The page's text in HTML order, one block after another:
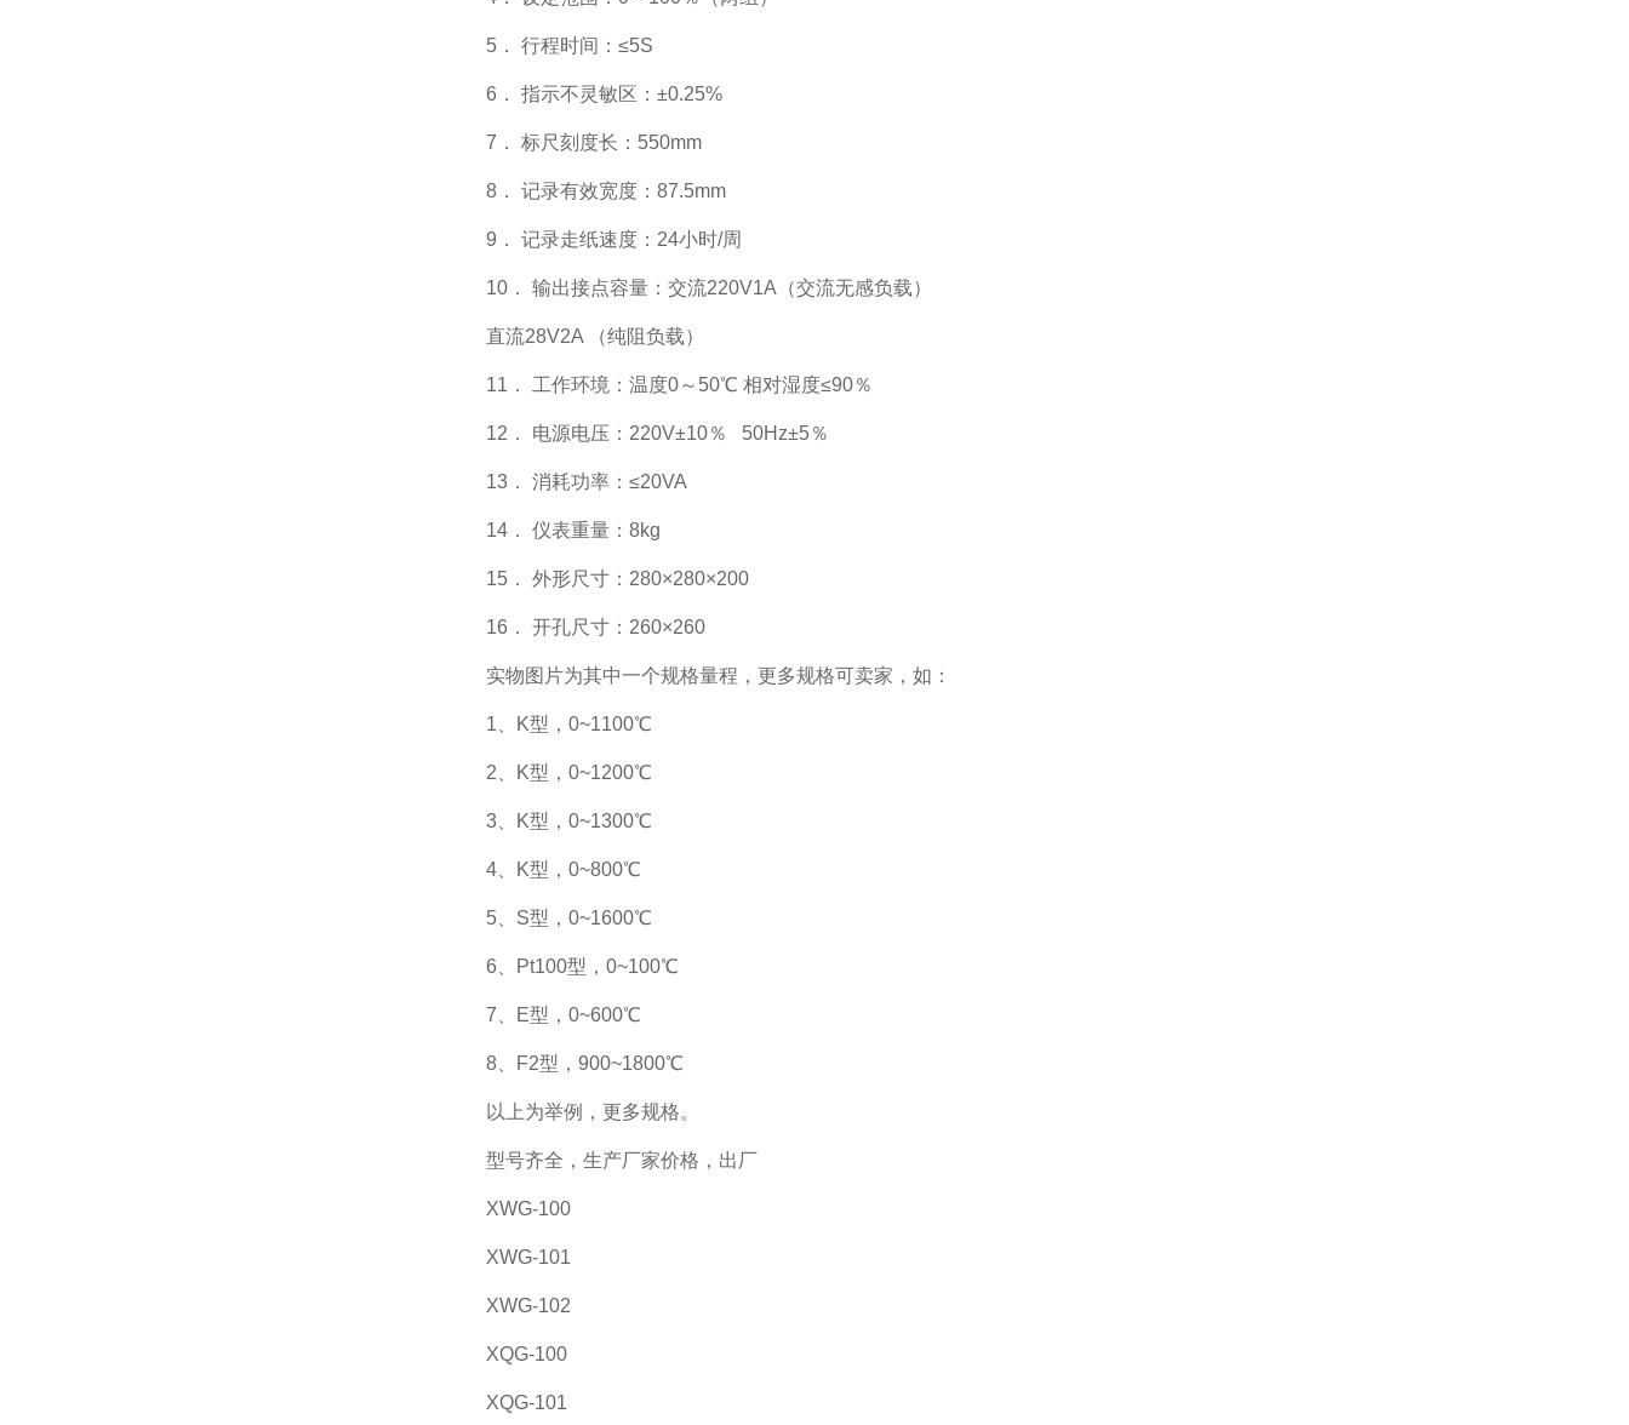
5． 行程时间：≤5S
6． 指示不灵敏区：±0.25%
7． 标尺刻度长：550mm
8． 记录有效宽度：87.5mm
9． 记录走纸速度：24小时/周
10． 输出接点容量：交流220V1A（交流无感负载）
直流28V2A （纯阻负载）
11． 工作环境：温度0～50℃ 相对湿度≤90％
12． 电源电压：220V±10％ 50Hz±5％
13． 消耗功率：≤20VA
14． 仪表重量：8kg
15． 外形尺寸：280×280×200
16． 开孔尺寸：260×260
实物图片为其中一个规格量程，更多规格可卖家，如：
1、K型，0~1100℃
2、K型，0~1200℃
3、K型，0~1300℃
4、K型，0~800℃
5、S型，0~1600℃
6、Pt100型，0~100℃
7、E型，0~600℃
8、F2型，900~1800℃
以上为举例，更多规格。
型号齐全，生产厂家价格，出厂
XWG-100
XWG-101
XWG-102
XQG-100
XQG-101